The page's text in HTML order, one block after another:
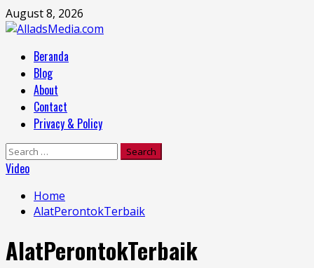
Skip
to
August 8, 2026
MenuBeranda
Blog
About
Contact
Privacy & Policy
Search
for:
Video
Home
AlatPerontokTerbaik
AlatPerontokTerbaik